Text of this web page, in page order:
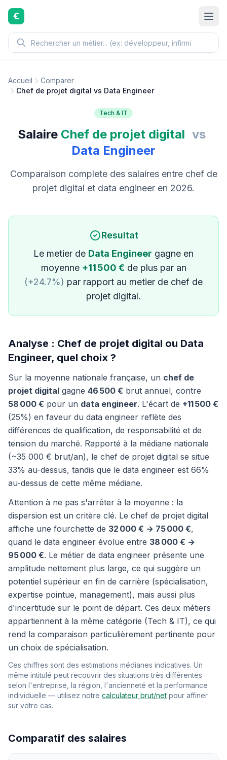
Aller au contenu principal
€
Accueil
Comparer
Chef de projet digital vs Data Engineer
Tech & IT
Salaire Chef de projet digital vs
Data Engineer
Comparaison complete des salaires entre chef de
projet digital et data engineer en 2026.
Resultat
Le metier de Data Engineer gagne en
moyenne +11 500 € de plus par an
(+24.7%) par rapport au metier de chef de
projet digital.
Analyse : Chef de projet digital ou Data
Engineer, quel choix ?
Sur la moyenne nationale française, un chef de
projet digital gagne 46 500 € brut annuel, contre
58 000 € pour un data engineer. L'écart de +11 500 €
(25%) en faveur du data engineer reflète des
différences de qualification, de responsabilité et de
tension du marché. Rapporté à la médiane nationale
(~35 000 € brut/an), le chef de projet digital se situe
33% au-dessus, tandis que le data engineer est 66%
au-dessus de cette même médiane.
Attention à ne pas s'arrêter à la moyenne : la
dispersion est un critère clé. Le chef de projet digital
affiche une fourchette de 32 000 € → 75 000 €,
quand le data engineer évolue entre 38 000 € →
95 000 €. Le métier de data engineer présente une
amplitude nettement plus large, ce qui suggère un
potentiel supérieur en fin de carrière (spécialisation,
expertise pointue, management), mais aussi plus
d'incertitude sur le point de départ. Ces deux métiers
appartiennent à la même catégorie (Tech & IT), ce qui
rend la comparaison particulièrement pertinente pour
un choix de spécialisation.
Ces chiffres sont des estimations médianes indicatives. Un
même intitulé peut recouvrir des situations très différentes
selon l'entreprise, la région, l'ancienneté et la performance
individuelle — utilisez notre calculateur brut/net pour affiner
sur votre cas.
Comparatif des salaires